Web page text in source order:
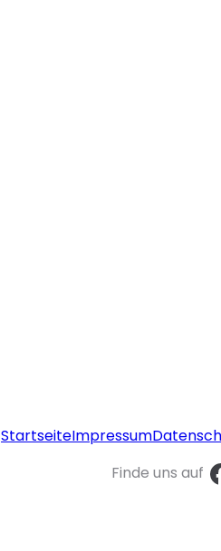
StartseiteImpressum
Finde uns auf